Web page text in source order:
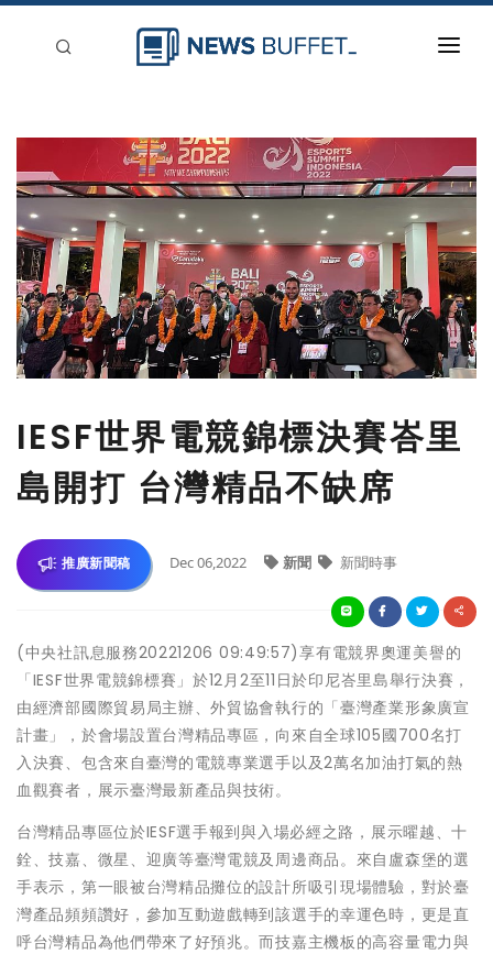
新聞稿分類
登入
刊登
IESF世界電競錦標決賽峇里
島開打 台灣精品不缺席
推廣新聞稿 Dec 06,2022 新聞 新聞時事
(中央社訊息服務20221206 09:49:57)享有電競界奧運美譽的
「IESF世界電競錦標賽」於12月2至11日於印尼峇里島舉行決賽，
由經濟部國際貿易局主辦、外貿協會執行的「臺灣產業形象廣宣
計畫」，於會場設置台灣精品專區，向來自全球105國700名打
入決賽、包含來自臺灣的電競專業選手以及2萬名加油打氣的熱
血觀賽者，展示臺灣最新產品與技術。
台灣精品專區位於IESF選手報到與入場必經之路，展示曜越、十
銓、技嘉、微星、迎廣等臺灣電競及周邊商品。來自盧森堡的選
手表示，第一眼被台灣精品攤位的設計所吸引現場體驗，對於臺
灣產品頻頻讚好，參加互動遊戲轉到該選手的幸運色時，更是直
呼台灣精品為他們帶來了好預兆。而技嘉主機板的高容量電力與